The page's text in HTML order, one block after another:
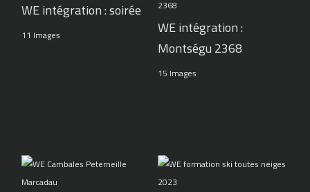
WE intégration : soirée
11 Images
WE intégration :
Montségu 2368
15 Images